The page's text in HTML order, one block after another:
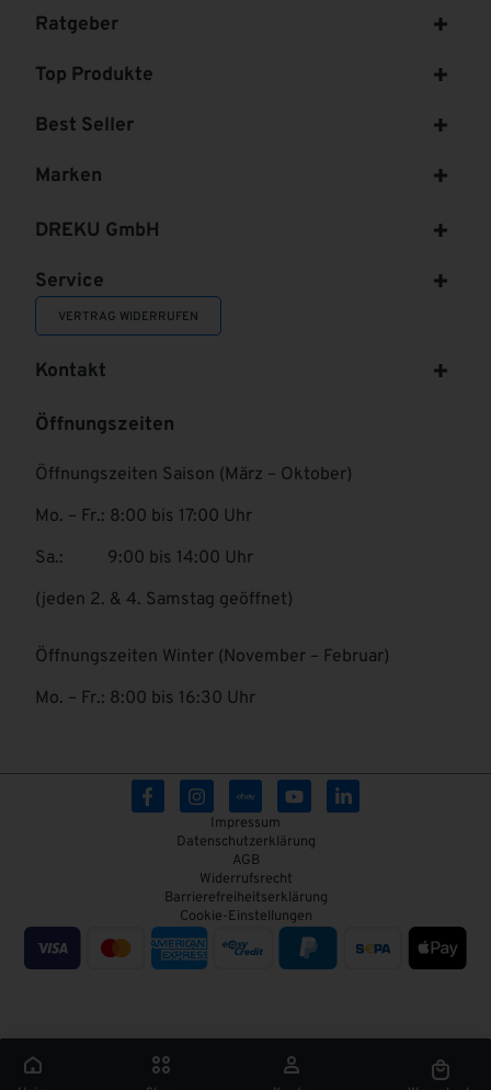
Ratgeber
Top Produkte
Best Seller
Marken
DREKU GmbH
Service
VERTRAG WIDERRUFEN
Kontakt
Öffnungszeiten
Öffnungszeiten Saison (März – Oktober)
Mo. – Fr.: 8:00 bis 17:00 Uhr
Sa.: 9:00 bis 14:00 Uhr
(jeden 2. & 4. Samstag geöffnet)
Öffnungszeiten Winter (November – Februar)
Mo. – Fr.: 8:00 bis 16:30 Uhr
Impressum
Datenschutzerklärung
AGB
Widerrufsrecht
Barrierefreiheitserklärung
Cookie-Einstellungen